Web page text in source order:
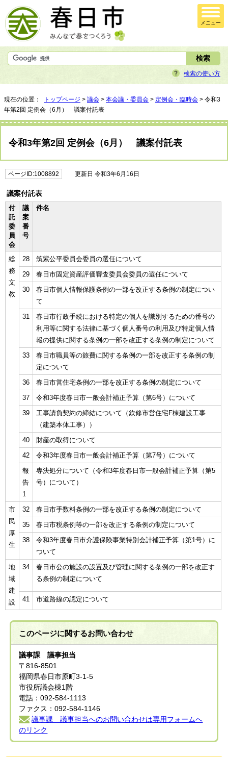
メニュー
検索の使い方
現在の位置： トップページ > 議会 > 本会議・委員会 > 定例会・臨時会 > 令和3
年第2回 定例会（6月） 議案付託表
令和3年第2回 定例会（6月） 議案付託表
ページID:1008892 更新日 令和3年6月16日
議案付託表
付
託
委
員
会
議
案
番
号
件名
総
務
文
教
28
筑紫公平委員会委員の選任について
29
春日市固定資産評価審査委員会委員の選任について
30
春日市個人情報保護条例の一部を改正する条例の制定につい
て
31
春日市行政手続における特定の個人を識別するための番号の
利用等に関する法律に基づく個人番号の利用及び特定個人情
報の提供に関する条例の一部を改正する条例の制定について
33
春日市職員等の旅費に関する条例の一部を改正する条例の制
定について
36
春日市営住宅条例の一部を改正する条例の制定について
37
令和3年度春日市一般会計補正予算（第6号）について
39
工事請負契約の締結について（欽修市営住宅F棟建設工事
（建築本体工事））
40
財産の取得について
42
令和3年度春日市一般会計補正予算（第7号）について
報
告
1
専決処分について（令和3年度春日市一般会計補正予算（第5
号）について）
市
民
厚
生
32
春日市手数料条例の一部を改正する条例の制定について
35
春日市税条例等の一部を改正する条例の制定について
38
令和3年度春日市介護保険事業特別会計補正予算（第1号）に
ついて
地
域
建
設
34
春日市公の施設の設置及び管理に関する条例の一部を改正す
る条例の制定について
41 市道路線の認定について
このページに関するお問い合わせ
議事課 議事担当
〒816-8501
福岡県春日市原町3-1-5
市役所議会棟1階
電話：092-584-1113
ファクス：092-584-1146
議事課 議事担当へのお問い合わせは専用フォームへ
のリンク